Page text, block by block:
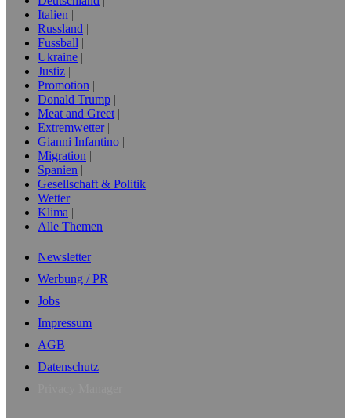
Italien
Russland
Fussball
Ukraine
Justiz
Promotion
Donald Trump
Meat and Greet
Extremwetter
Gianni Infantino
Migration
Spanien
Gesellschaft & Politik
Wetter
Klima
Alle Themen
Newsletter
Werbung / PR
Jobs
Impressum
AGB
Datenschutz